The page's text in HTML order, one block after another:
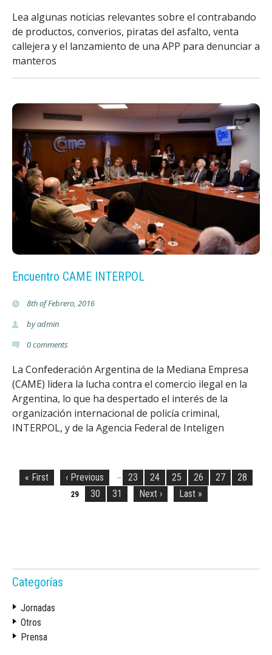
Lea algunas noticias relevantes sobre el contrabando
de productos, converios, piratas del asfalto, venta
callejera y el lanzamiento de una APP para denunciar a
manteros
Encuentro CAME INTERPOL
8th of Febrero, 2016
byadmin
0comments
La Confederación Argentina de la Mediana Empresa
(CAME) lidera la lucha contra el comercio ilegal en la
Argentina, lo que ha despertado el interés de la
organización internacional de policía criminal,
INTERPOL, y de la Agencia Federal de Inteligen
« First ‹ Previous … 23 24 25 26 27 28
29 30 31 Next › Last »
Categorías
Jornadas
Otros
Prensa